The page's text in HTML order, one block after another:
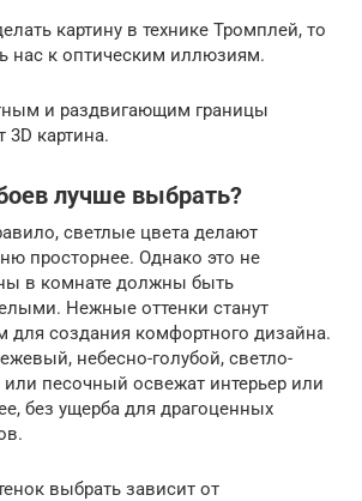
картину в технике Тромплей, то
нас к оптическим иллюзиям.
и раздвигающим границы
3D картина.
лучше выбрать?
светлые цвета делают
просторнее. Однако это не
в комнате должны быть
Нежные оттенки станут
создания комфортного дизайна.
небесно-голубой, светло-
песочный освежат интерьер или
без ущерба для драгоценных
выбрать зависит от